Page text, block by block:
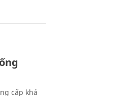
cấp khả